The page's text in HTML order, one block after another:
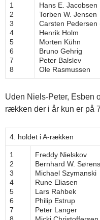
1
2
3
4
5
6
7
8
Hans E. Jacobsen
Torben W. Jensen
Carsten Pedersen
Henrik Holm
Morten Kühn
Bruno Gehrig
Peter Balslev
Ole Rasmussen
Uden Niels-Peter, Esben
rækken der i år kun er på
4. holdet i A-rækken
1
2
3
4
5
6
7
Freddy Nielskov
Bernhard W.
Michael Szymanski
Rune Eliasen
Lars Rahbek
Philip Estrup
Peter Langer